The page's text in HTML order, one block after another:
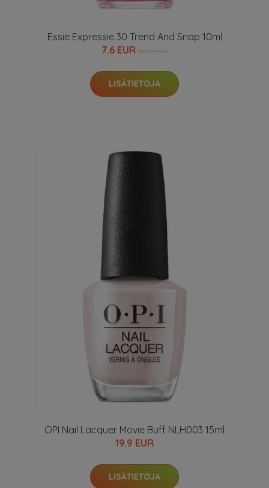
Essie Expressie 30 Trend And Snap 10ml
7.6 EUR
LISÄTIETOJA
OPI Nail Lacquer Movie Buff NLH003 15ml
19.9 EUR
LISÄTIETOJA